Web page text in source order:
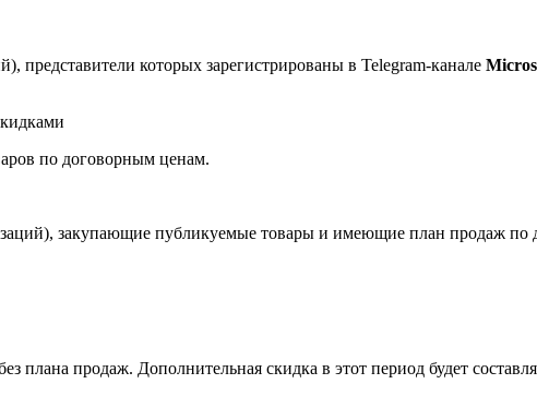
представители которых зарегистрированы в Telegram-канале
по договорным ценам.
закупающие публикуемые товары и имеющие план продаж по
плана продаж. Дополнительная скидка в этот период будет